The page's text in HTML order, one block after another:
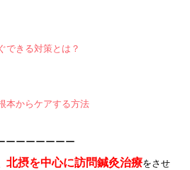
できる対策とは？
本からケアする方法
ーーーーーーー
北摂を中心に訪問鍼灸治療をさせ